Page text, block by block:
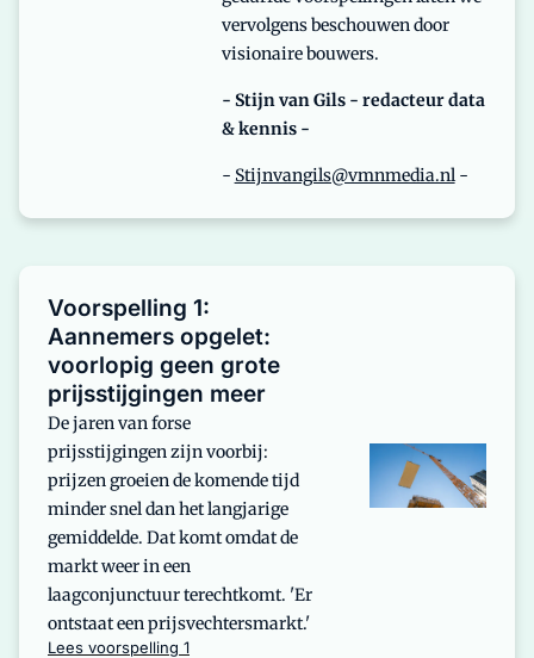
vervolgens beschouwen door
visionaire bouwers.
- Stijn van Gils - redacteur data
& kennis -
- Stijnvangils@vmnmedia.nl-
Voorspelling 1:
Aannemers opgelet:
voorlopig geen grote
prijsstijgingen meer
De jaren van forse
prijsstijgingen zijn voorbij:
prijzen groeien de komende tijd
minder snel dan het langjarige
gemiddelde. Dat komt omdat de
markt weer in een
laagconjunctuur terechtkomt. 'Er
ontstaat een prijsvechtersmarkt.'
Lees voorspelling 1